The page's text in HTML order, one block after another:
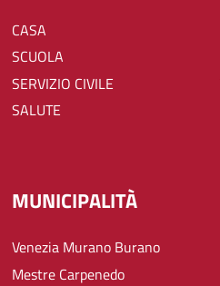
CASA
SCUOLA
SERVIZIO CIVILE
SALUTE
MUNICIPALITÀ
Venezia Murano Burano
Mestre Carpenedo